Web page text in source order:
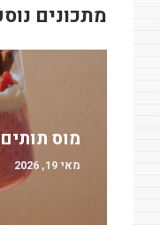
מתכונים
מוס תותים
מאי 19, 2026